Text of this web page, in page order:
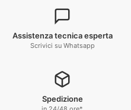
Assistenza tecnica esperta
Scrivici su Whatsapp
Spedizione